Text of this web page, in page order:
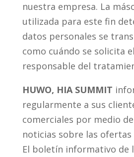
nuestra empresa. La
utilizada para este fin
datos personales se
como cuándo se solicita
responsable del
HUWO, HIA SUMMIT
regularmente a sus
comerciales por medio
noticias sobre las ofertas
El boletín informativo de